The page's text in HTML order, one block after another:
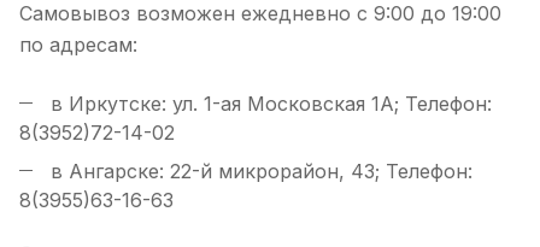
Самовывоз возможен ежедневно с 9:00 до 19:00
по адресам:
в Иркутске: ул. 1-ая Московская 1А; Телефон:
8(3952)72-14-02
в Ангарске: 22-й микрорайон, 43; Телефон:
8(3955)63-16-63